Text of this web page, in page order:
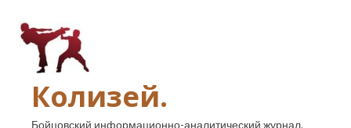
Колизей.
Бойцовский информационно-аналитический журнал.